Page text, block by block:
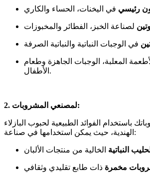
رئيسي
المعلبة، الوجبات الجاهزة وطعام
الأطفال.
2. لمصنعي المشروبات:
باستخدام الفوائد الطبيعية لحبوب البازلاء
الهندية، حيث يمكن استخدامها في صناعة:
النباتية
مخمرة